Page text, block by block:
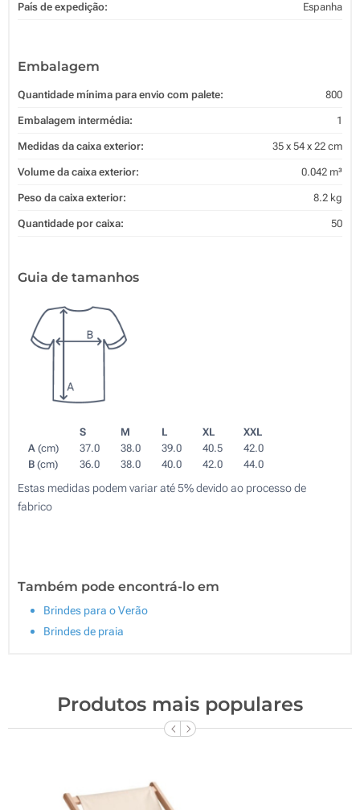
País de expedição: Espanha
Embalagem
Quantidade mínima para envio com palete: 800
Embalagem intermédia: 1
Medidas da caixa exterior: 35 x 54 x 22 cm
Volume da caixa exterior: 0.042 m³
Peso da caixa exterior: 8.2 kg
Quantidade por caixa: 50
Guia de tamanhos
S M L XL
XXL
A (cm) 37.0 38.0 39.0 40.5
42.0
B (cm) 36.0 38.0 40.0 42.0 44.0
Estas medidas podem variar até 5% devido ao processo de
fabrico
Também pode encontrá-lo em
Brindes para o Verão
Brindes de praia
Produtos mais populares